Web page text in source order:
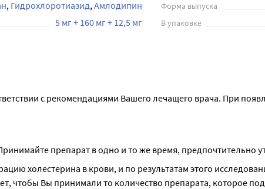
Гидрохлоротиазид Амлодипин Форма выпуска
5 мг + 160 мг + 12,5 мг В упаковке
с рекомендациями Вашего лечащего врача. При
препарат в одно и то же время, предпочтительно
холестерина в крови, и по результатам этого
чтобы Вы принимали то количество препарата, которое